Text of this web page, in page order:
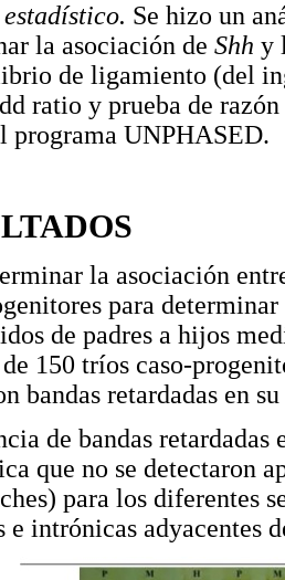
Se hizo un
la asociación de Shh y
de ligamiento (del
ratio y prueba de
programa UNPHASED.
la asociación
para
de padres a hijos
150 tríos caso-
bandas retardadas en
de bandas
que no se detectaron
para los diferentes
e intrónicas adyacentes